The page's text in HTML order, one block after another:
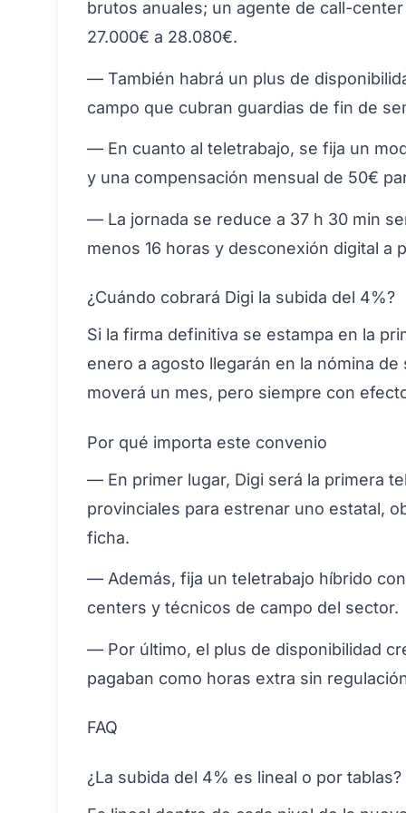
brutos anuales; un agente de call-
27.000€ a 28.080€.
— También habrá un plus de
campo que cubran guardias de fin de
— En cuanto al teletrabajo, se fija un
y una compensación mensual de 50€
— La jornada se reduce a 37 h 30 min
menos 16 horas y desconexión digital a
¿Cuándo cobrará Digi la subida del 4%?
Si la firma definitiva se estampa en la
enero a agosto llegarán en la nómina
moverá un mes, pero siempre con
Por qué importa este convenio
— En primer lugar, Digi será la primera
provinciales para estrenar uno estatal,
ficha.
— Además, fija un teletrabajo híbrido
centers y técnicos de campo del sector.
— Por último, el plus de disponibilidad
pagaban como horas extra sin
FAQ
¿La subida del 4% es lineal o por tablas?